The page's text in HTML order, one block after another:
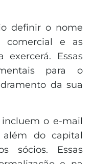
definir o nome
comercial e as
exercerá. Essas
para o
da sua
o e-mail
do capital
sócios. Essas